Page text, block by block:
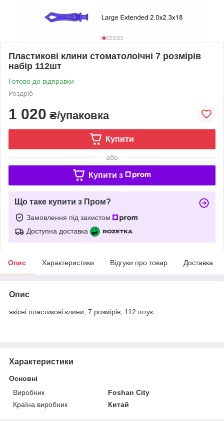
Пластикові клини стоматолоічні 7 розмірів
набір 112шт
Готово до відправки
Роздріб
1 020 ₴/упаковка
Купити
або
Купити з
Що таке купити з Пром?
Замовлення під захистом
Доступна доставка
Опис Характеристики Відгуки про товар Доставка
Опис
якісні пластикові клини, 7 розмірів, 112 штук
Характеристики
Основні
Виробник
Foshan City
Країна виробник
Китай